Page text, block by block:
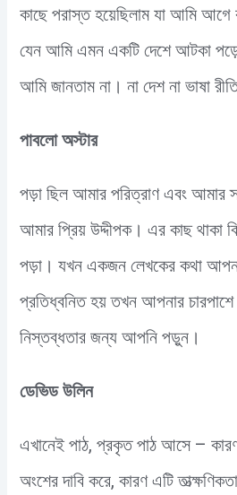
কাছে পরাস্ত হয়েছিলাম যা আমি
যেন আমি এমন একটি দেশে আটকা
আমি জানতাম না। না দেশ না ভাষা
পাবলো অস্টার
পড়া ছিল আমার পরিত্রাণ এবং আমার
আমার প্রিয় উদ্দীপক। এর কাছ থাকা
পড়া। যখন একজন লেখকের কথা
প্রতিধ্বনিত হয় তখন আপনার চারপাশে
নিস্তব্ধতার জন্য আপনি পড়ুন।
ডেভিড উলিন
এখানেই পাঠ, প্রকৃত পাঠ আসে –
অংশের দাবি করে, কারণ এটি